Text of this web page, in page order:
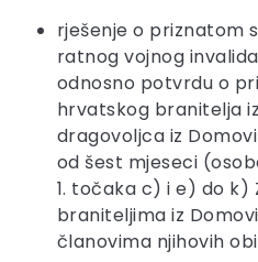
rješenje o priznatom
ratnog vojnog
odnosno potvrdu o
hrvatskog branitelja
dragovoljca iz
od šest mjeseci
1. točaka c) i e) do k)
braniteljima iz
članovima njihovih